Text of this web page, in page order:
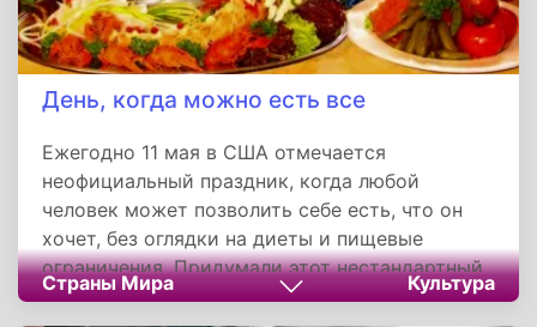
День, когда можно есть все
Ежегодно 11 мая в США отмечается
неофициальный праздник, когда любой
человек может позволить себе есть, что он
хочет, без оглядки на диеты и пищевые
ограничения. Придумали этот нестандартный
праздник Томас Рой и его жена Рут. Они
Страны Мира Культура